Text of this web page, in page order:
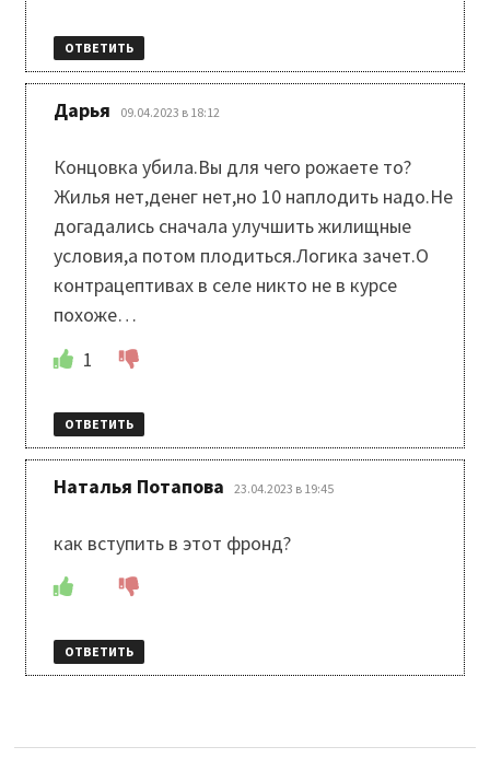
ОТВЕТИТЬ
Дарья 09.04.2023 в 18:12
Концовка убила.Вы для чего рожаете то?
Жилья нет,денег нет,но 10 наплодить надо.Не
догадались сначала улучшить жилищные
условия,а потом плодиться.Логика зачет.О
контрацептивах в селе никто не в курсе
похоже…
1
ОТВЕТИТЬ
Наталья Потапова 23.04.2023 в 19:45
как вступить в этот фронд?
ОТВЕТИТЬ